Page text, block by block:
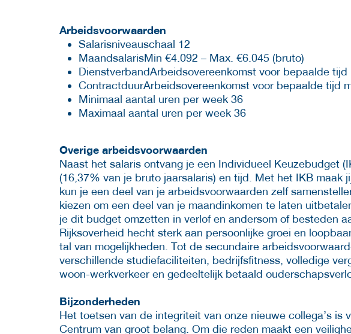
Arbeidsvoorwaarden
Salaris­niveauschaal 12
Maand­salarisMin €4.092 – Max. €6.045 (bruto)
Dienst­verbandArbeidsovereenkomst voor bepaalde
Contract­duurArbeidsovereenkomst voor bepaalde tijd
Minimaal aantal uren per week 36
Maximaal aantal uren per week 36
Overige arbeidsvoorwaarden
Naast het salaris ontvang je een Individueel Keuzebudget
(16,37% van je bruto jaarsalaris) en tijd. Met het IKB maak
kun je een deel van je arbeidsvoorwaarden zelf
kiezen om een deel van je maandinkomen te laten
je dit budget omzetten in verlof en andersom of besteden
Rijksoverheid hecht sterk aan persoonlijke groei en
tal van mogelijkheden. Tot de secundaire
verschillende studiefaciliteiten, bedrijfsfitness, volledige
woon-werkverkeer en gedeeltelijk betaald
Bijzonderheden
Het toetsen van de integriteit van onze nieuwe collega’s is
Centrum van groot belang. Om die reden maakt een